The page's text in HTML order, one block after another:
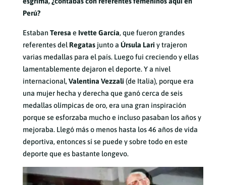
Perú?
Estaban Teresa e Ivette García, que fueron grandes
referentes del Regatasjunto a Úrsula Lari y trajeron
varias medallas para el país. Luego fui creciendo y ellas
lamentablemente dejaron el deporte. Y a nivel
internacional,Valentina Vezzali (de Italia), porque era
una mujer hecha y derecha que ganó cerca de seis
medallas olímpicas de oro, era una gran inspiración
porque se esforzaba mucho e incluso pasaban los años y
mejoraba. Llegó más o menos hasta los 46 años de vida
deportiva, entonces sí se puede y sobre todo en este
deporte que es bastante longevo.